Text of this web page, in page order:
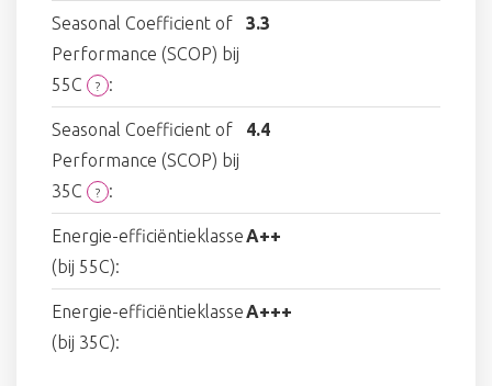
Seasonal Coefficient of
Performance (SCOP) bij
55C
? :
3.3
Seasonal Coefficient of
Performance (SCOP) bij
35C
? :
4.4
Energie-efficiëntieklasse
(bij 55C):
A++
Energie-efficiëntieklasse
(bij 35C):
A+++